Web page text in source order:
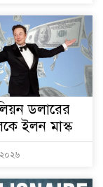
ডলারের
ইলন মাস্ক